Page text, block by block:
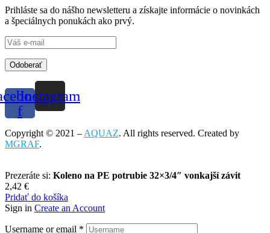
Prihláste sa do nášho newsletteru a získajte informácie o novinkách
a špeciálnych ponukách ako prvý.
Odoberať
f
Instagram
Copyright © 2021 – AQUAZ. All rights reserved. Created by
MGRAF.
Prezeráte si: Koleno na PE potrubie 32×3/4″ vonkajší závit
2,42 €
Pridať do košíka
Sign in Create an Account
Username or email *